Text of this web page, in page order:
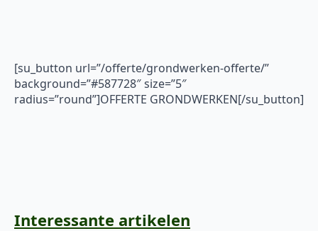
[su_button url=”/offerte/grondwerken-offerte/”
background=”#587728″ size=”5″
radius=”round”]OFFERTE GRONDWERKEN[/su_button]
Interessante artikelen